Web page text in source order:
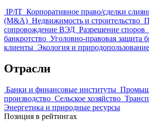
IP/IT Корпоративное право/сделки
(M&A) Недвижимость и строительство
сопровождение ВЭД Разрешение споров
банкротство Уголовно-правовая защита
клиенты Экология и природопользование
Отрасли
Банки и финансовые институты
производство Сельское хозяйство
Энергетика и природные ресурсы
Позиция в рейтингах